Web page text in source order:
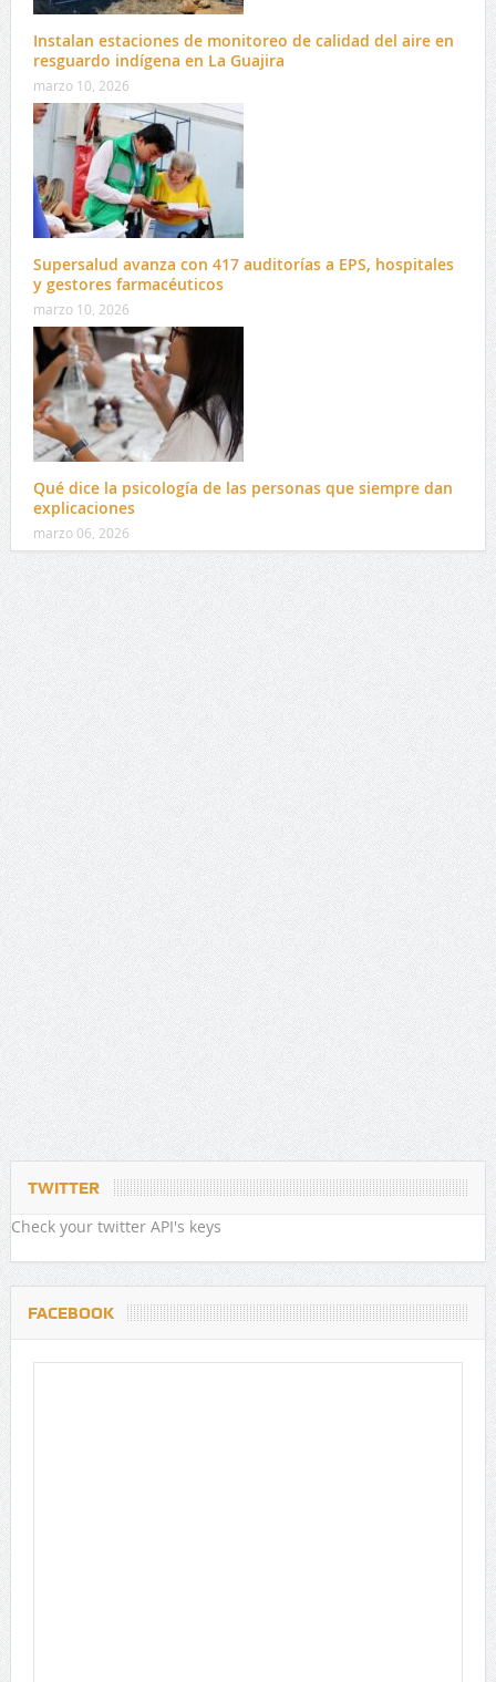
Instalan estaciones de monitoreo de calidad del aire en
resguardo indígena en La Guajira
marzo 10, 2026
Supersalud avanza con 417 auditorías a EPS, hospitales
y gestores farmacéuticos
marzo 10, 2026
Qué dice la psicología de las personas que siempre dan
explicaciones
marzo 06, 2026
TWITTER
Check your twitter API's keys
FACEBOOK